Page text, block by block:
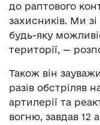
до раптового
захисників. Ми
будь-яку
території, —
Також він
разів обстріляв
артилерії та
вогню, завдав 12